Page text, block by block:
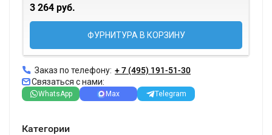
3 264 руб.
ФУРНИТУРА В КОРЗИНУ
Заказ по телефону: + 7 (495) 191-51-30
Связаться с нами:
WhatsApp Max Telegram
Категории